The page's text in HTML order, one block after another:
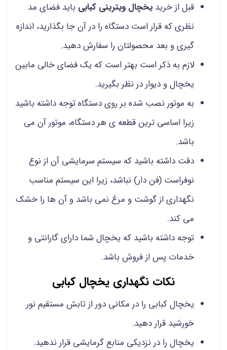
قبل از خرید یخچال ویترینی کبابی باید فضای مد
نظری که قرار است دستگاه را در آن جا بگذارید، اندازه
گیری و بعد محصولتان را سفارش دهید.
لازم به ذکر است بهتر است که یک فضای خالی مابین
یخچال و دیوار در نظر بگیرید.
به موتور نصب شده بر روی دستگاه توجه داشته باشید
زیرا اساسی ترین قطعه ی هر دستگاه، موتور آن می
باشد.
دقت داشته باشید که سیستم سرمایشی آن از نوع
نوفراست (فن دار) نباشد، زیرا این سیستم مناسب
نگهداری از گوشت و مرغ نمی باشد و آن ها را خشک
می کند.
توجه داشته باشید که یخچال شما دارای گارانتی و
خدمات پس از فروش باشد.
نکات نگهداری یخچال کبابی
یخچال کبابی را در مکانی دور از تابش مستقیم نور
خورشید قرار دهید.
یخچال را در نزدیکی منابع گرمایشی قرار ندهید.